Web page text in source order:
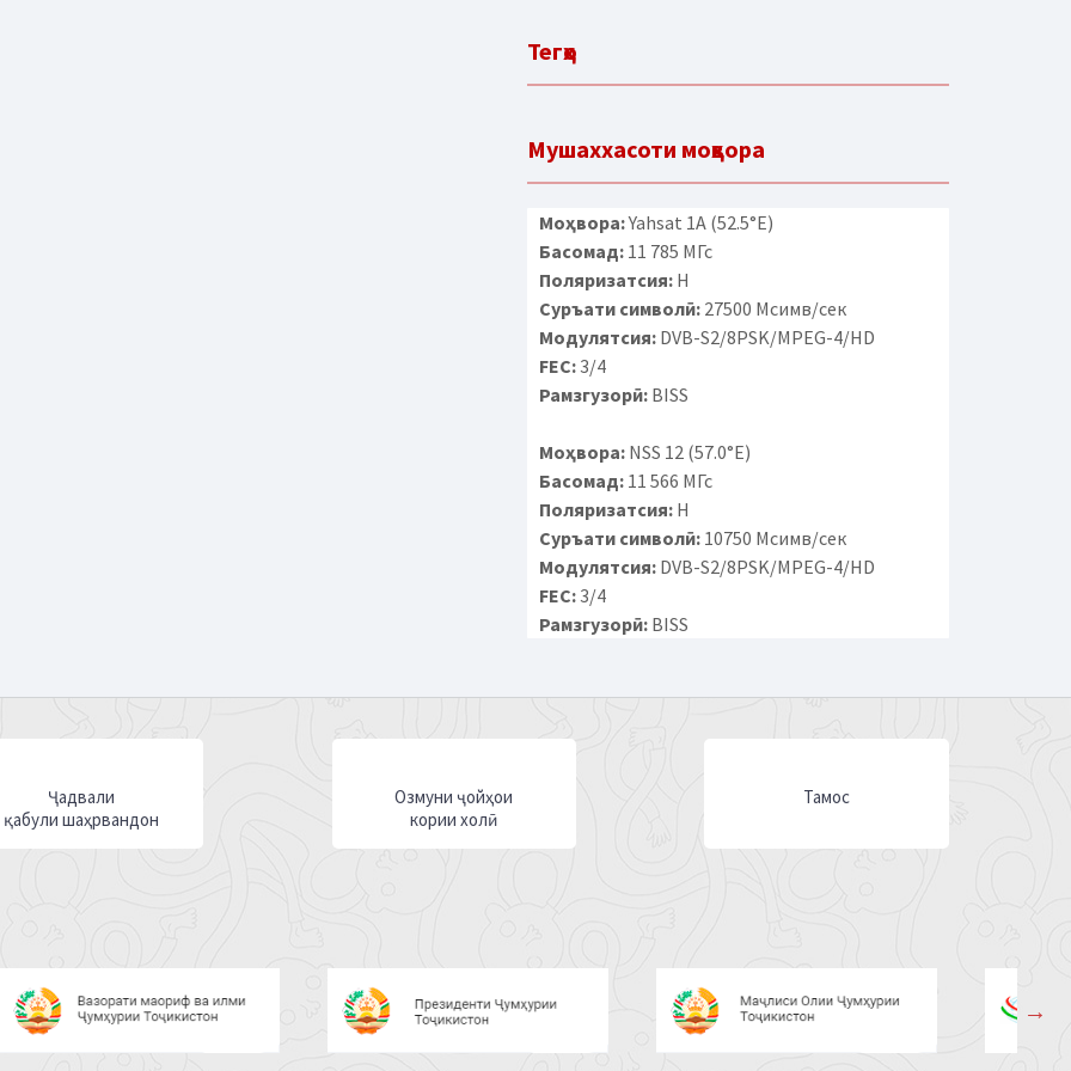
Тегҳо
Мушаххасоти моҳвора
Моҳвора:Yahsat 1A (52.5°E)
Басомад:11 785 МГс
Поляризатсия:H
Суръати символӣ:27500 Мсимв/сек
Модулятсия:DVB-S2/8PSK/MPEG-4/HD
FEC:3/4
Рамзгузорӣ:BISS
Моҳвора:NSS 12 (57.0°E)
Басомад:11 566 МГс
Поляризатсия:H
Суръати символӣ:10750 Мсимв/сек
Модулятсия:DVB-S2/8PSK/MPEG-4/HD
FEC:3/4
Рамзгузорӣ:BISS
Ҷадвали
қабули шаҳрвандон
Озмуни ҷойҳои
кории холӣ
Тамос